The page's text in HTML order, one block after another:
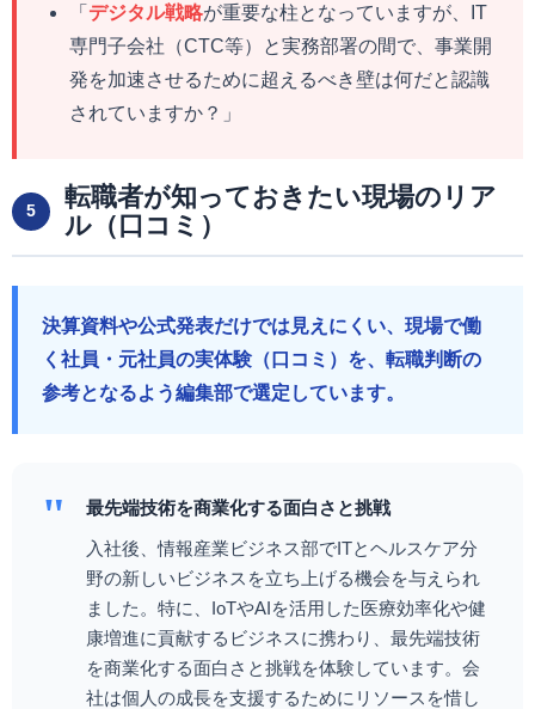
「 デジタル戦略が重要な柱となっていますが、IT
専門子会社（CTC等）と実務部署の間で、事業開
発を加速させるために超えるべき壁は何だと認識
されていますか？」
5
転職者が知っておきたい現場のリア
ル（口コミ）
決算資料や公式発表だけでは見えにくい、現場で働
く社員・元社員の実体験（口コミ）を、転職判断の
参考となるよう編集部で選定しています。
"
最先端技術を商業化する面白さと挑戦
入社後、情報産業ビジネス部でITとヘルスケア分
野の新しいビジネスを立ち上げる機会を与えられ
ました。特に、IoTやAIを活用した医療効率化や健
康増進に貢献するビジネスに携わり、最先端技術
を商業化する面白さと挑戦を体験しています。会
社は個人の成長を支援するためにリソースを惜し